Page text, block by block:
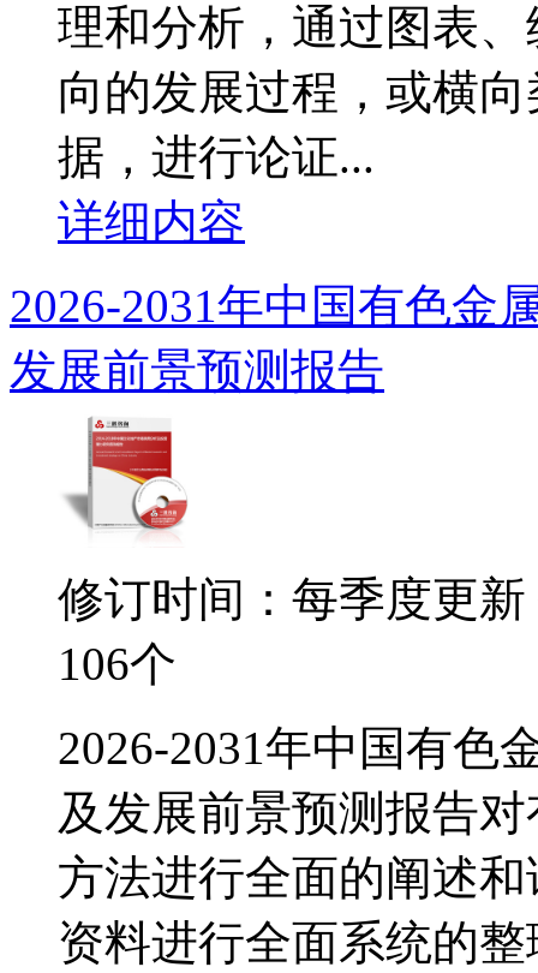
理和分析，通过图表
向的发展过程，或横
据，进行论证...
详细内容
2026-2031年中国有色金
发展前景预测报告
修订时间：每季度更新
106个
2026-2031年中国有色
及发展前景预测报告
方法进行全面的阐述
资料进行全面系统的